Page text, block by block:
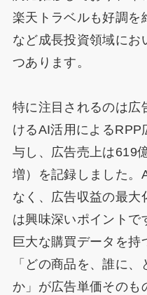
楽天トラベルも好調を
など成長投資領域にお
つあります。
特に注目されるのは広
けるAI活用によるRPP
与し、広告売上は619
増）を記録しました。
なく、広告収益の最大
は興味深いポイントで
巨大な購買データを持
「どの商品を、誰に
か」が広告単価そのも